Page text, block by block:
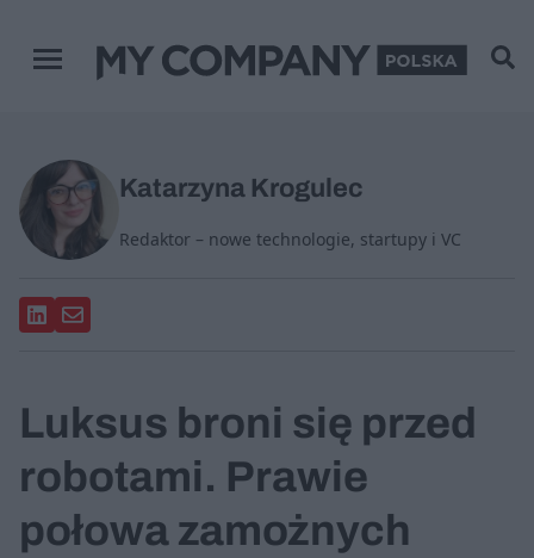
Menu główne
Katarzyna Krogulec
Redaktor – nowe technologie, startupy i VC
Luksus broni się przed
robotami. Prawie
połowa zamożnych